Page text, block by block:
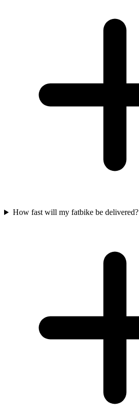
How fast will my fatbike be delivered?